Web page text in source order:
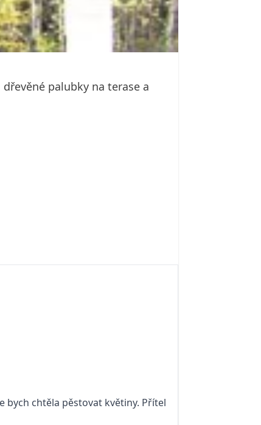
palubky na terase a
bych chtěla pěstovat květiny. Přítel